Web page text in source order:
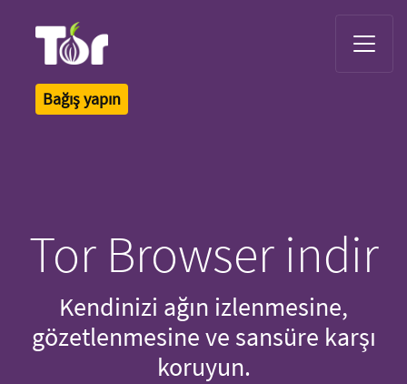
Bağış yapın
Tor Browser indir
Kendinizi ağın izlenmesine,
gözetlenmesine ve sansüre karşı
koruyun.